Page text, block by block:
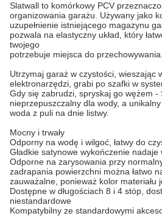
Slatwall to komórkowy PCV
organizowania garażu.
Używany jako
uzupełnienie istniejącego magazynu
pozwala na elastyczny układ, który
twojego
potrzebuje miejsca do przechowywania.
Utrzymaj garaż w czystości, wieszając
elektronarzędzi, grabi po szafki w
Gdy się zabrudzi, spryskaj go wężem -
nieprzepuszczalny dla wody, a
woda z puli na dnie listwy.
Mocny i trwały
Odporny na wodę i wilgoć, łatwy do
Gładkie satynowe wykończenie
Odporne na zarysowania przy
zadrapania powierzchni można łatwo
zauważalne, ponieważ kolor materiału
Dostępne w długościach 8 i 4 stóp,
niestandardowe
Kompatybilny ze standardowymi